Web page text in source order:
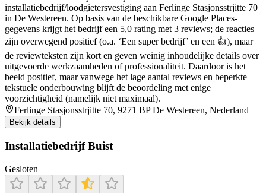
installatiebedrijf/loodgietersvestiging aan Ferlinge Stasjonsstrjitte 70
in De Westereen. Op basis van de beschikbare Google Places-
gegevens krijgt het bedrijf een 5,0 rating met 3 reviews; de reacties
zijn overwegend positief (o.a. ‘Een super bedrijf’ en een 👍), maar
de reviewteksten zijn kort en geven weinig inhoudelijke details over
uitgevoerde werkzaamheden of professionaliteit. Daardoor is het
beeld positief, maar vanwege het lage aantal reviews en beperkte
tekstuele onderbouwing blijft de beoordeling met enige
voorzichtigheid (namelijk niet maximaal).
Ferlinge Stasjonsstrjitte 70, 9271 BP De Westereen, Nederland
Bekijk details
Installatiebedrijf Buist
Gesloten